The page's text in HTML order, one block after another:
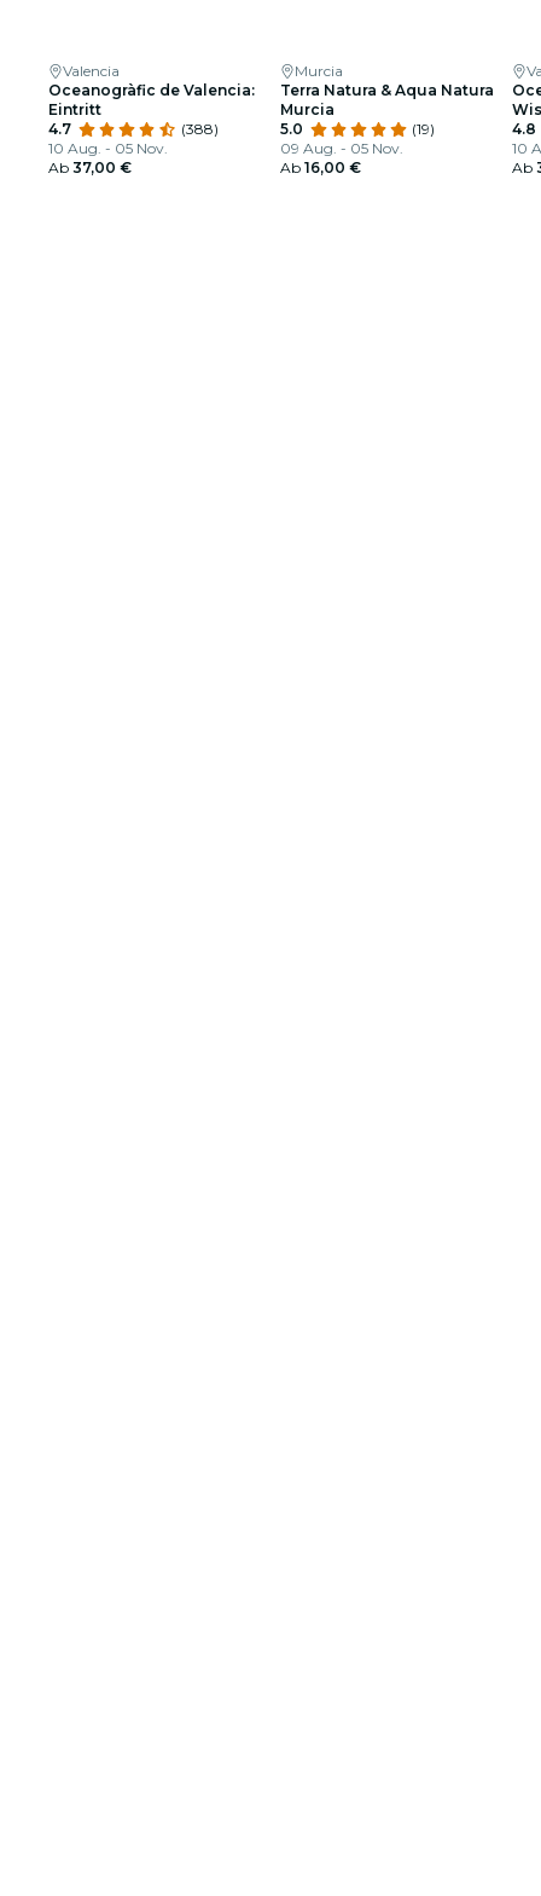
Valencia
Oceanogràfic de Valencia:
Eintritt
4.7
(388)
10 Aug. - 05 Nov.
Ab 37,00 €
Murcia
Terra Natura & Aqua Natura
Murcia
5.0
(19)
09 Aug. - 05 Nov.
Ab 16,00 €
4.8
10
Ab